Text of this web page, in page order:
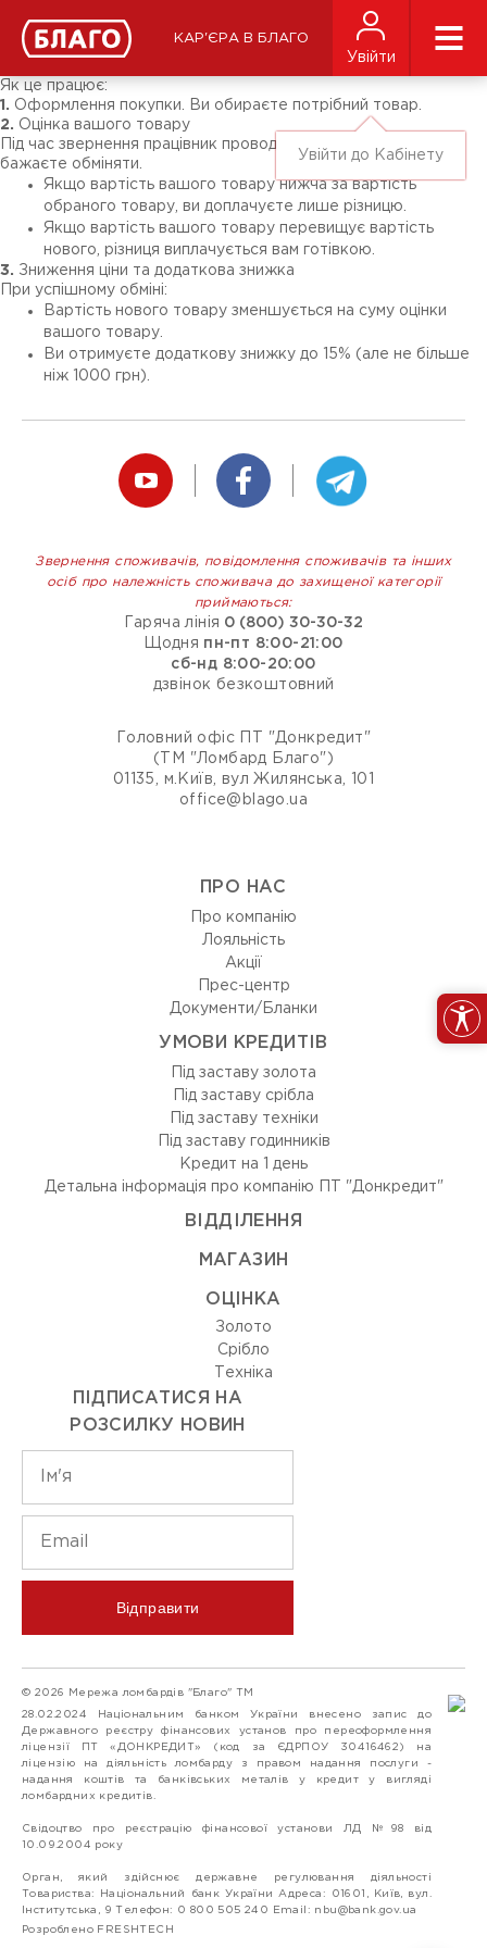
КАР'ЄРА В БЛАГО
Увійти
Увійти до Кабінету
ЗМІ про нас
Підписники соц-мереж
Ярмарки
Як це працює:
1. Оформлення покупки. Ви обираєте потрібний товар.
2. Оцінка вашого товару
Під час звернення працівник проводить оцінку речей, які ви
бажаєте обміняти.
Якщо вартість вашого товару нижча за вартість
обраного товару, ви доплачуєте лише різницю.
Якщо вартість вашого товару перевищує вартість
нового, різниця виплачується вам готівкою.
3. Зниження ціни та додаткова знижка
При успішному обміні:
Вартість нового товару зменшується на суму оцінки
вашого товару.
Ви отримуєте додаткову знижку до 15% (але не більше
ніж 1000 грн).
Звернення споживачів, повідомлення споживачів та інших
осіб про належність споживача до захищеної категорії
приймаються:
Гаряча лінія 0 (800) 30-30-32
Щодня пн-пт 8:00-21:00
сб-нд 8:00-20:00
дзвінок безкоштовний
Головний офіс ПТ "Донкредит"
(ТМ "Ломбард Благо")
01135, м.Київ, вул Жилянська, 101
office@blago.ua
ПРО НАС
Про компанію
Лояльність
Акції
Прес-центр
Документи/Бланки
УМОВИ КРЕДИТІВ
Під заставу золота
Під заставу срібла
Під заставу техніки
Під заставу годинників
Кредит на 1 день
Детальна інформація про компанію ПТ "Донкредит"
ВIДДIЛЕННЯ
МАГАЗИН
ОЦIНКА
Золото
Срiбло
Технiка
ПІДПИСАТИСЯ НА
РОЗСИЛКУ НОВИН
Відправити
© 2026 Мережа ломбардів "Благо" ТМ
28.02.2024 Національним банком України внесено запис до
Державного реєстру фінансових установ про переоформлення
ліцензії ПТ «ДОНКРЕДИТ» (код за ЄДРПОУ 30416462) на
ліцензію на діяльність ломбарду з правом надання послуги -
надання коштів та банківських металів у кредит у вигляді
ломбардних кредитів.
Свідоцтво про реєстрацію фінансової установи ЛД №98 від
10.09.2004 року
Орган, який здійснює державне регулювання діяльності
Товариства: Національний банк України Адреса: 01601, Київ, вул.
Інститутська, 9 Телефон: 0 800 505 240 Email: nbu@bank.gov.ua
Розроблено FRESHTECH